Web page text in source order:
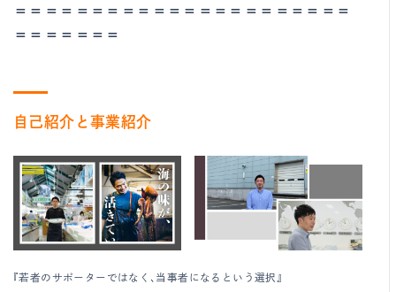
＝＝＝＝＝＝＝＝＝＝＝＝＝＝＝＝＝＝＝＝＝＝
＝＝＝＝＝＝＝
自己紹介と事業紹介
『若者のサポーターではなく、当事者になるという選択』